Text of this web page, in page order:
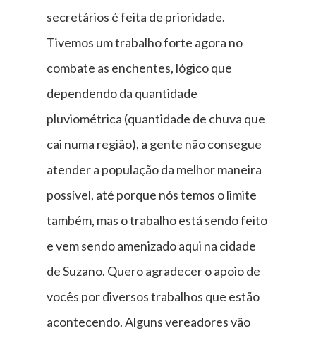
secretários é feita de prioridade.
Tivemos um trabalho forte agora no
combate as enchentes, lógico que
dependendo da quantidade
pluviométrica (quantidade de chuva que
cai numa região), a gente não consegue
atender a população da melhor maneira
possível, até porque nós temos o limite
também, mas o trabalho está sendo feito
e vem sendo amenizado aqui na cidade
de Suzano. Quero agradecer o apoio de
vocês por diversos trabalhos que estão
acontecendo. Alguns vereadores vão